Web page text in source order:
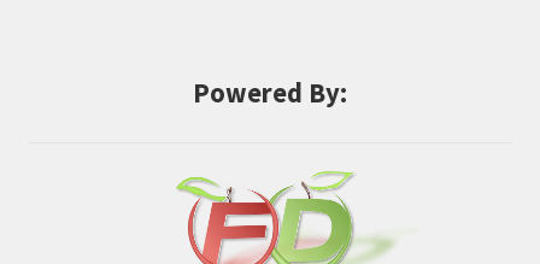
Powered By: